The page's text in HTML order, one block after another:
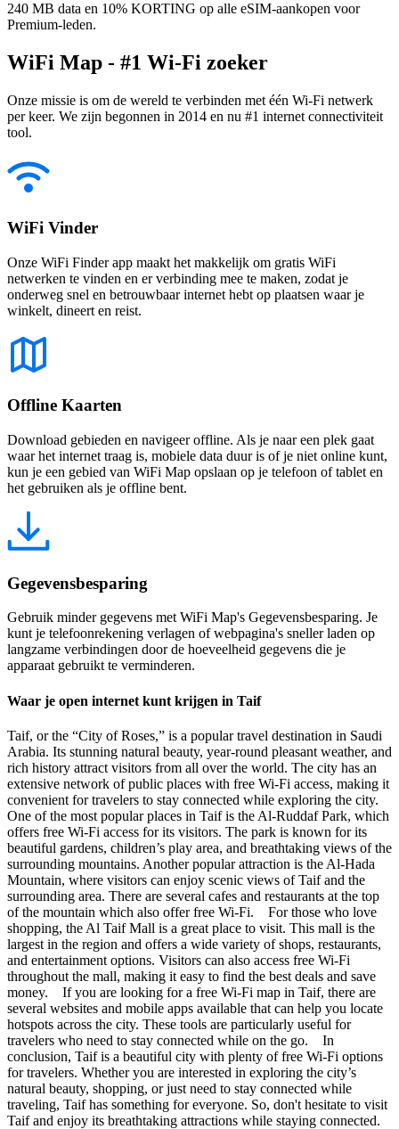
240 MB data en 10% KORTING op alle eSIM-aankopen voor
Premium-leden.
WiFi Map - #1 Wi-Fi zoeker
Onze missie is om de wereld te verbinden met één Wi-Fi netwerk
per keer. We zijn begonnen in 2014 en nu #1 internet connectiviteit
tool.
WiFi Vinder
Onze WiFi Finder app maakt het makkelijk om gratis WiFi
netwerken te vinden en er verbinding mee te maken, zodat je
onderweg snel en betrouwbaar internet hebt op plaatsen waar je
winkelt, dineert en reist.
Offline Kaarten
Download gebieden en navigeer offline. Als je naar een plek gaat
waar het internet traag is, mobiele data duur is of je niet online kunt,
kun je een gebied van WiFi Map opslaan op je telefoon of tablet en
het gebruiken als je offline bent.
Gegevensbesparing
Gebruik minder gegevens met WiFi Map's Gegevensbesparing. Je
kunt je telefoonrekening verlagen of webpagina's sneller laden op
langzame verbindingen door de hoeveelheid gegevens die je
apparaat gebruikt te verminderen.
Waar je open internet kunt krijgen in Taif
Taif, or the “City of Roses,” is a popular travel destination in Saudi
Arabia. Its stunning natural beauty, year-round pleasant weather, and
rich history attract visitors from all over the world. The city has an
extensive network of public places with free Wi-Fi access, making it
convenient for travelers to stay connected while exploring the city.
One of the most popular places in Taif is the Al-Ruddaf Park, which
offers free Wi-Fi access for its visitors. The park is known for its
beautiful gardens, children’s play area, and breathtaking views of the
surrounding mountains. Another popular attraction is the Al-Hada
Mountain, where visitors can enjoy scenic views of Taif and the
surrounding area. There are several cafes and restaurants at the top
of the mountain which also offer free Wi-Fi. For those who love
shopping, the Al Taif Mall is a great place to visit. This mall is the
largest in the region and offers a wide variety of shops, restaurants,
and entertainment options. Visitors can also access free Wi-Fi
throughout the mall, making it easy to find the best deals and save
money. If you are looking for a free Wi-Fi map in Taif, there are
several websites and mobile apps available that can help you locate
hotspots across the city. These tools are particularly useful for
travelers who need to stay connected while on the go. In
conclusion, Taif is a beautiful city with plenty of free Wi-Fi options
for travelers. Whether you are interested in exploring the city’s
natural beauty, shopping, or just need to stay connected while
traveling, Taif has something for everyone. So, don't hesitate to visit
Taif and enjoy its breathtaking attractions while staying connected.